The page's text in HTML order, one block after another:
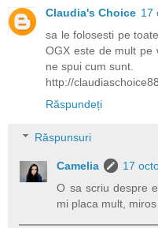
Claudia's Choice 17
sa le folosesti pe
OGX este de mult pe
ne spui cum sunt.
http://
Răspundeți
Răspunsuri
Camelia
17
O sa scriu despre
mi placa mult,